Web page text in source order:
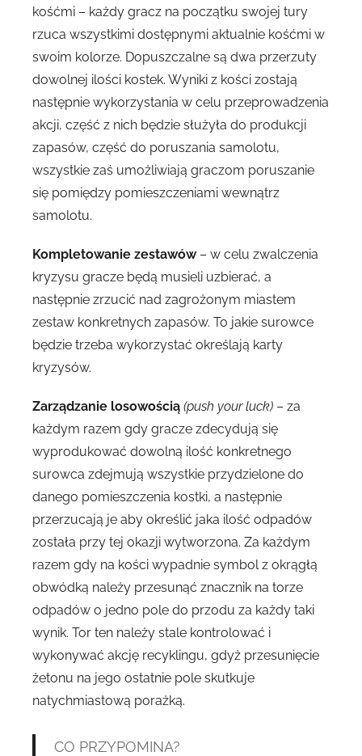
kośćmi – każdy gracz na początku swojej tury
rzuca wszystkimi dostępnymi aktualnie kośćmi w
swoim kolorze. Dopuszczalne są dwa przerzuty
dowolnej ilości kostek. Wyniki z kości zostają
następnie wykorzystania w celu przeprowadzenia
akcji, część z nich będzie służyła do produkcji
zapasów, część do poruszania samolotu,
wszystkie zaś umożliwiają graczom poruszanie
się pomiędzy pomieszczeniami wewnątrz
samolotu.
Kompletowanie zestawów – w celu zwalczenia
kryzysu gracze będą musieli uzbierać, a
następnie zrzucić nad zagrożonym miastem
zestaw konkretnych zapasów. To jakie surowce
będzie trzeba wykorzystać określają karty
kryzysów.
Zarządzanie losowością (push your luck) – za
każdym razem gdy gracze zdecydują się
wyprodukować dowolną ilość konkretnego
surowca zdejmują wszystkie przydzielone do
danego pomieszczenia kostki, a następnie
przerzucają je aby określić jaka ilość odpadów
została przy tej okazji wytworzona. Za każdym
razem gdy na kości wypadnie symbol z okrągłą
obwódką należy przesunąć znacznik na torze
odpadów o jedno pole do przodu za każdy taki
wynik. Tor ten należy stale kontrolować i
wykonywać akcję recyklingu, gdyż przesunięcie
żetonu na jego ostatnie pole skutkuje
natychmiastową porażką.
CO PRZYPOMINA?